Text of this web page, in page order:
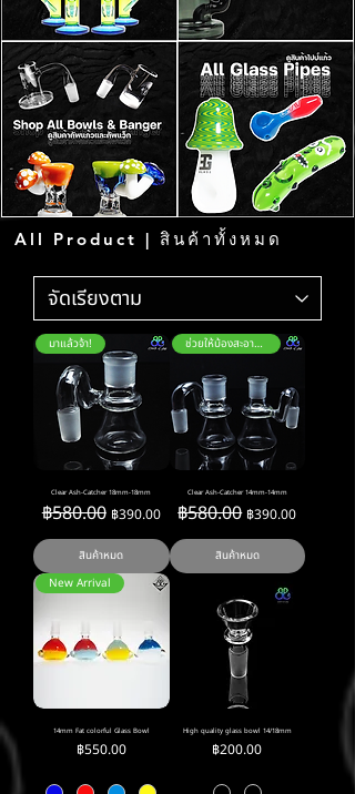
All Product | สินค้าทั้งหมด
มาแล้วจ้า!
Clear Ash-Catcher 18mm-18mm
ราคาปกติ
฿580.00 ราคาขายลด
฿390.00
สินค้าหมด
ช่วยให้บ้องสะอาดขึ้น
Clear Ash-Catcher 14mm-14mm
ราคาปกติ
฿580.00 ราคาขายลด
฿390.00
สินค้าหมด
New Arrival
14mm Fat colorful Glass Bowl
ราคา
฿550.00
High quality glass bowl 14/18mm
ราคา
฿200.00